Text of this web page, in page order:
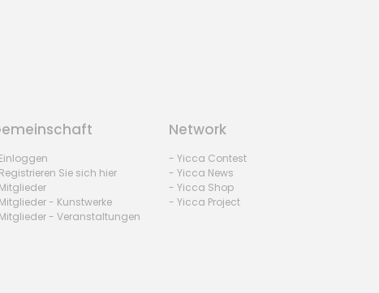
Sie sich hier
- Kunstwerke
- Veranstaltungen
Network
- Yicca Contest
- Yicca News
- Yicca Shop
- Yicca Project